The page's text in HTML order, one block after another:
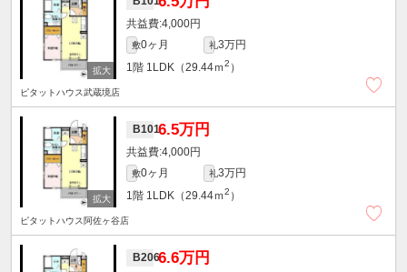
4,000円
敷0ヶ月 礼3万円
1階 1LDK（29.44ｍ2 ）
ピタットハウス武蔵境店
B1016.5万円
4,000円
敷0ヶ月 礼3万円
1階 1LDK（29.44ｍ2 ）
ピタットハウス阿佐ヶ谷店
B2066.6万円